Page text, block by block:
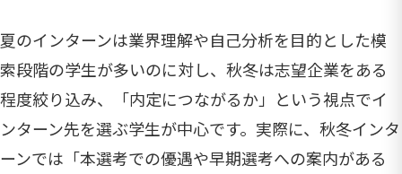
夏のインターンは業界理解や自己分析を目的とした模
索段階の学生が多いのに対し、秋冬は志望企業をある
程度絞り込み、「内定につながるか」という視点でイ
ンターン先を選ぶ学生が中心です。実際に、秋冬インタ
ーンでは「本選考での優遇や早期選考への案内がある